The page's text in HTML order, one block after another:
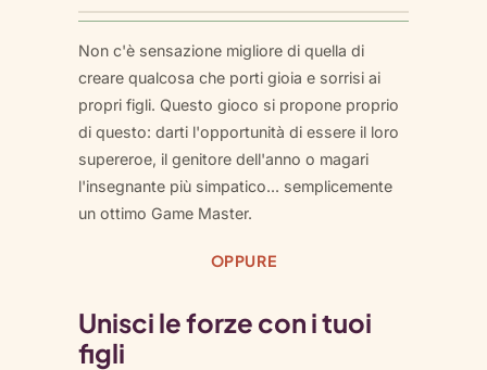
Non c'è sensazione migliore di quella di
creare qualcosa che porti gioia e sorrisi ai
propri figli. Questo gioco si propone proprio
di questo: darti l'opportunità di essere il loro
supereroe, il genitore dell'anno o magari
l'insegnante più simpatico... semplicemente
un ottimo Game Master.
OPPURE
Unisci le forze con i tuoi
figli